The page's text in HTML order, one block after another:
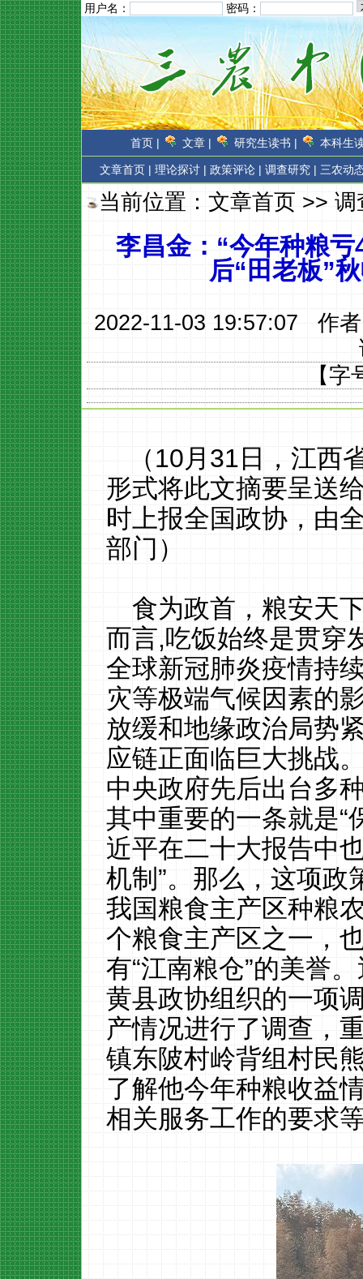
用户名： 密码：
首页 | 文章 | 研究生读书 | 本科生
文章首页 | 理论探讨 | 政策评论 | 调查研究 | 三农动
当前位置：文章首页>>调
李昌金：“今年种粮
后“田老板”
2022-11-03 19:57:07 作
【字
（10月31日，江西
形式将此文摘要呈送
时上报全国政协，由
部门）
食为政首，粮安天
而言,吃饭始终是贯穿
全球新冠肺炎疫情持
灾等极端气候因素的
放缓和地缘政治局势
应链正面临巨大挑战
中央政府先后出台多
其中重要的一条就是“
近平在二十大报告中
机制”。那么，这项政
我国粮食主产区种粮
个粮食主产区之一，
有“江南粮仓”的美誉
黄县政协组织的一项
产情况进行了调查，
镇东陂村岭背组村民
了解他今年种粮收益
相关服务工作的要求